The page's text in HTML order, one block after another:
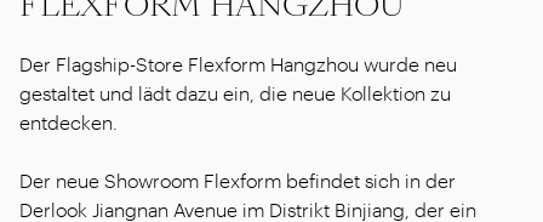
Der Flagship-Store Flexform Hangzhou wurde neu
gestaltet und lädt dazu ein, die neue Kollektion zu
entdecken.
Der neue Showroom Flexform befindet sich in der
Derlook Jiangnan Avenue im Distrikt Binjiang, der ein